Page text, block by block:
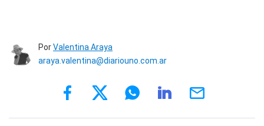
PorValentina Araya
araya.valentina@diariouno.com.ar